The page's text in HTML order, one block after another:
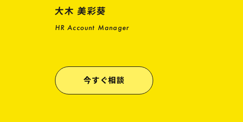
大木 美彩葵
HR Account Manager
今すぐ相談